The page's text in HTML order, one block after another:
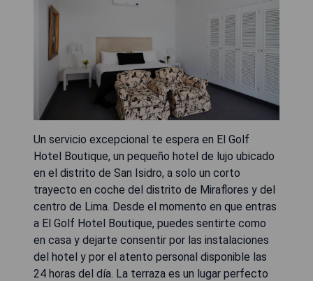
Un servicio excepcional te espera en El Golf
Hotel Boutique, un pequeño hotel de lujo ubicado
en el distrito de San Isidro, a solo un corto
trayecto en coche del distrito de Miraflores y del
centro de Lima. Desde el momento en que entras
a El Golf Hotel Boutique, puedes sentirte como
en casa y dejarte consentir por las instalaciones
del hotel y por el atento personal disponible las
24 horas del día. La terraza es un lugar perfecto